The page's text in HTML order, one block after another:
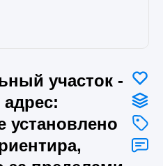
участок -
адрес:
установлено